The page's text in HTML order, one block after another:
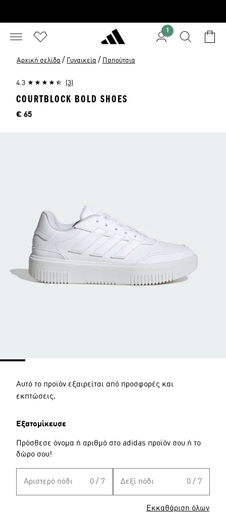
1
Αρχική σελίδα / Γυναικεία / Παπούτσια
4.3 (3)
COURTBLOCK BOLD SHOES
Τιμή
€ 65
Αυτό το προϊόν εξαιρείται από προσφορές και
εκπτώσεις.
Εξατομίκευσε
Πρόσθεσε όνομα ή αριθμό στο adidas προϊόν σου ή το
δώρο σου!
Αριστερό πόδι 0 / 7 Δεξί πόδι 0 / 7
Εκκαθάριση όλων